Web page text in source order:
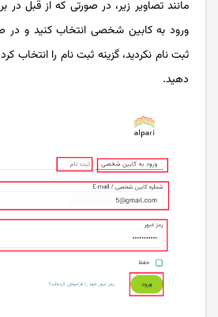
مانند تصاویر زیر، در صورتی که از قبل در
ورود به کابین شخصی انتخاب کنید و در
ثبت نام نکردید، گزینه ثبت نام را انتخاب
دهید.